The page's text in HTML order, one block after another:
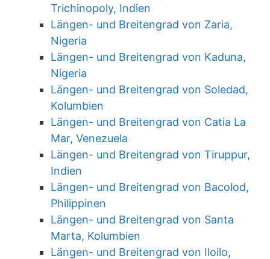
Trichinopoly, Indien
Längen- und Breitengrad von Zaria,
Nigeria
Längen- und Breitengrad von Kaduna,
Nigeria
Längen- und Breitengrad von Soledad,
Kolumbien
Längen- und Breitengrad von Catia La
Mar, Venezuela
Längen- und Breitengrad von Tiruppur,
Indien
Längen- und Breitengrad von Bacolod,
Philippinen
Längen- und Breitengrad von Santa
Marta, Kolumbien
Längen- und Breitengrad von Iloilo,